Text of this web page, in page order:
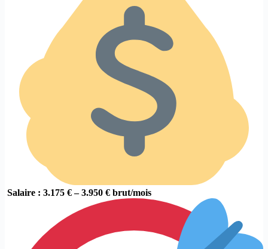
Salaire : 3.175 € – 3.950 € brut/mois